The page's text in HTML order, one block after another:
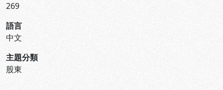
269
語言
中文
主題分類
股東